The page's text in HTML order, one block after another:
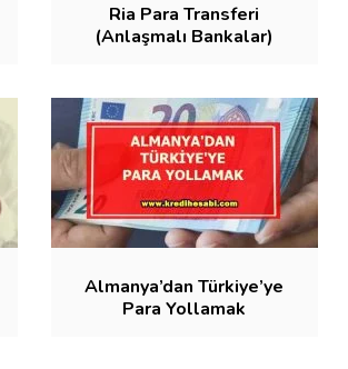
Ria Para Transferi
(Anlaşmalı Bankalar)
Almanya’dan Türkiye’ye
Para Yollamak